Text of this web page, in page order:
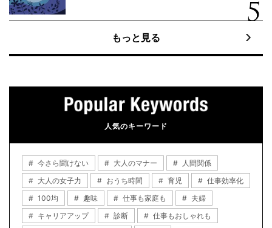
もっと見る
人気のキーワード
今さら聞けない 大人のマナー
人間関係
大人の女子力
おうち時間 育児
仕事効率化
100均
趣味 仕事も家庭も
夫婦
キャリアアップ
診断
仕事もおしゃれも